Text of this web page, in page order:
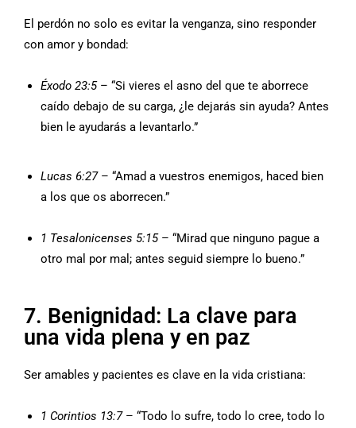
El perdón no solo es evitar la venganza, sino responder
con amor y bondad:
Éxodo 23:5– “Si vieres el asno del que te aborrece
caído debajo de su carga, ¿le dejarás sin ayuda? Antes
bien le ayudarás a levantarlo.”
Lucas 6:27– “Amad a vuestros enemigos, haced bien
a los que os aborrecen.”
1 Tesalonicenses 5:15– “Mirad que ninguno pague a
otro mal por mal; antes seguid siempre lo bueno.”
7. Benignidad: La clave para
una vida plena y en paz
Ser amables y pacientes es clave en la vida cristiana:
1 Corintios 13:7– “Todo lo sufre, todo lo cree, todo lo